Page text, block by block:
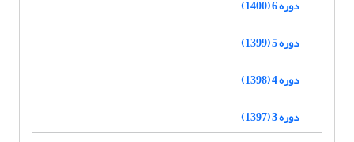
دوره 6 (1400)
دوره 5 (1399)
دوره 4 (1398)
دوره 3 (1397)